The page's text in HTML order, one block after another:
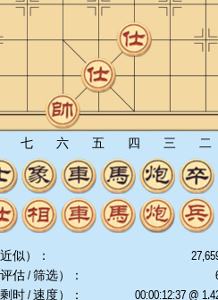
七 六 五 四 三 二
似）：
估 / 筛选）：
时 / 速度）：
00:00:12:37 @